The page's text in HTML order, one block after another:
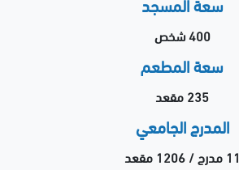
400 شخص
سعة المطعم
235 مقعد
المدرج الجامعي
11 مدرج / 1206 مقعد